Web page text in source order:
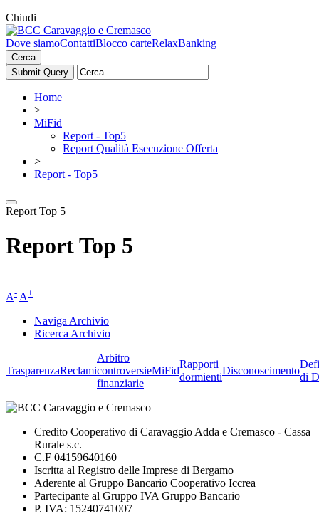
Chiudi
Dove siamoContattiBlocco carteRelaxBanking
Cerca
Home
>
MiFid
Report - Top5
Report Qualità Esecuzione Offerta
>
Report - Top5
Report Top 5
Report Top 5
A- A+
Naviga Archivio
Ricerca Archivio
TrasparenzaReclami
Arbitro
controversie
finanziarie
MiFid
Rapporti
dormienti
Disconoscimento
di
Credito Cooperativo di Caravaggio Adda e Cremasco - Cassa
Rurale s.c.
C.F 04159640160
Iscritta al Registro delle Imprese di Bergamo
Aderente al Gruppo Bancario Cooperativo Iccrea
Partecipante al Gruppo IVA Gruppo Bancario
P. IVA: 15240741007